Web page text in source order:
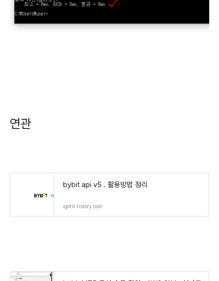
연관
bybit api v5 . 활용방법 정리
igotit.tistory.com